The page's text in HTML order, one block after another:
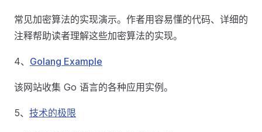
常见加密算法的实现演示。作者用容易懂的代码、详细的
注释帮助读者理解这些加密算法的实现。
4、 Golang Example
该网站收集 Go 语言的各种应用实例。
5、 技术的极限